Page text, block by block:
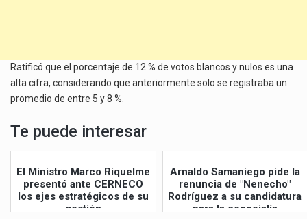
Ratificó que el porcentaje de 12 % de votos blancos y nulos es una
alta cifra, considerando que anteriormente solo se registraba un
promedio de entre 5 y 8 %.
Te puede interesar
El Ministro Marco Riquelme
presentó ante CERNECO
los ejes estratégicos de su
gestión
Arnaldo Samaniego pide la
renuncia de "Nenecho"
Rodríguez a su candidatura
para la concejalía